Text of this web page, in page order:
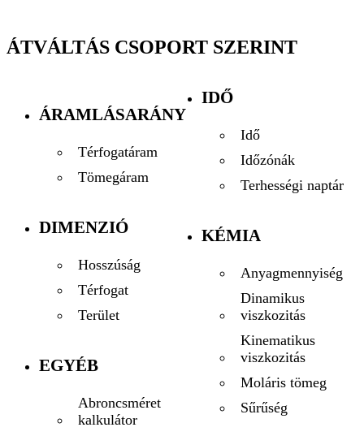
ÁTVÁLTÁS CSOPORT SZERINT
ÁRAMLÁSARÁNY
Térfogatáram
Tömegáram
DIMENZIÓ
Hosszúság
Térfogat
Terület
EGYÉB
Abroncsméret
kalkulátor
IDŐ
Idő
Időzónák
Terhességi naptár
KÉMIA
Anyagmennyiség
Dinamikus
viszkozitás
Kinematikus
viszkozitás
Moláris tömeg
Sűrűség